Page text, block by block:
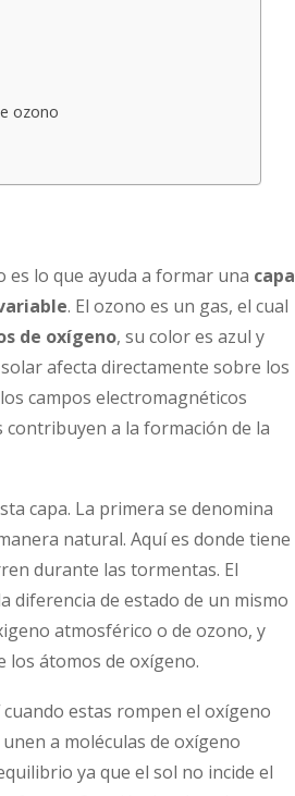
ozono
es lo que ayuda a formar una capa
. El ozono es un gas, el cual
de oxígeno, su color es azul y
afecta directamente sobre los
campos electromagnéticos
a la formación de la
capa. La primera se denomina
natural. Aquí es donde tiene
durante las tormentas. El
diferencia de estado de un mismo
atmosférico o de ozono, y
los átomos de oxígeno.
cuando estas rompen el oxígeno
a moléculas de oxígeno
ya que el sol no incide el